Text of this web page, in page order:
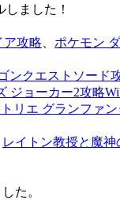
ました！
ア攻略
ポケモン
ンクエストソード
ジョーカー2攻略
リエ グランファ
レイトン教授と魔神
た。